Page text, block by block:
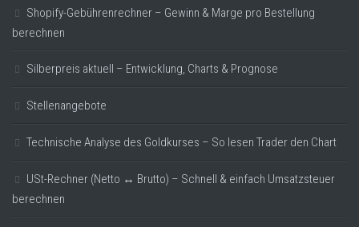
Shopify-Gebührenrechner – Gewinn & Marge pro Bestellung
berechnen
Silberpreis aktuell – Entwicklung, Charts & Prognose
Stellenangebote
Technische Analyse des Goldkurses – So lesen Trader den Chart
USt-Rechner (Netto ↔ Brutto) – Schnell & einfach Umsatzsteuer
berechnen